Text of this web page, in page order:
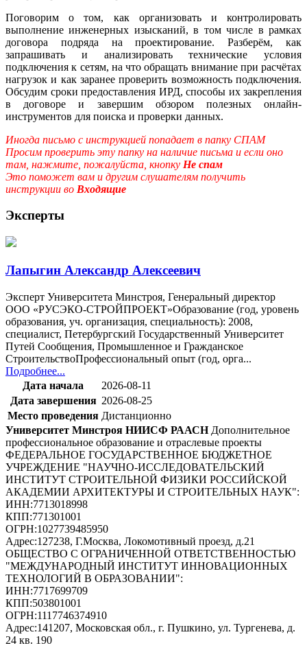
Поговорим о том, как организовать и контролировать
выполнение инженерных изысканий, в том числе в рамках
договора подряда на проектирование. Разберём, как
запрашивать и анализировать технические условия
подключения к сетям, на что обращать внимание при расчётах
нагрузок и как заранее проверить возможность подключения.
Обсудим сроки предоставления ИРД, способы их закрепления
в договоре и завершим обзором полезных онлайн-
инструментов для поиска и проверки данных.
Иногда письмо с инструкцией попадает в папку СПАМ
Просим проверить эту папку на наличие письма и если оно
там, нажмите, пожалуйста, кнопку Не спам
Это поможет вам и другим слушателям получить
инструкции во Входящие
Эксперты
Лапыгин Александр Алексеевич
Эксперт Университета Минстроя, Генеральный директор
ООО «РУСЭКО-СТРОЙПРОЕКТ»Образование (год, уровень
образования, уч. организация, специальность): 2008,
специалист, Петербургский Государственный Университет
Путей Сообщения, Промышленное и Гражданское
СтроительствоПрофессиональный опыт (год, орга...
Подробнее...
Дата начала
2026-08-11
Дата завершения 2026-08-25
Место проведения Дистанционно
Университет Минстроя НИИСФ РААСН Дополнительное
профессиональное образование и отраслевые проекты
ФЕДЕРАЛЬНОЕ ГОСУДАРСТВЕННОЕ БЮДЖЕТНОЕ
УЧРЕЖДЕНИЕ "НАУЧНО-ИССЛЕДОВАТЕЛЬСКИЙ
ИНСТИТУТ СТРОИТЕЛЬНОЙ ФИЗИКИ РОССИЙСКОЙ
АКАДЕМИИ АРХИТЕКТУРЫ И СТРОИТЕЛЬНЫХ НАУК":
ИНН:7713018998
КПП:771301001
ОГРН:1027739485950
Адрес:127238, Г.Москва, Локомотивный проезд, д.21
ОБЩЕСТВО С ОГРАНИЧЕННОЙ ОТВЕТСТВЕННОСТЬЮ
"МЕЖДУНАРОДНЫЙ ИНСТИТУТ ИННОВАЦИОННЫХ
ТЕХНОЛОГИЙ В ОБРАЗОВАНИИ":
ИНН:7717699709
КПП:503801001
ОГРН:1117746374910
Адрес:141207, Московская обл., г. Пушкино, ул. Тургенева, д.
24 кв. 190